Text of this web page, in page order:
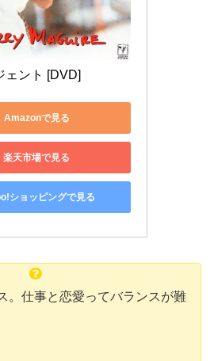
ェント [DVD]
Amazonで見る
楽天市場で見る
ショッピングで見る
。仕事と恋愛ってバランスが難